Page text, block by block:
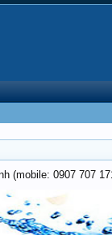
(mobile: 0907 707